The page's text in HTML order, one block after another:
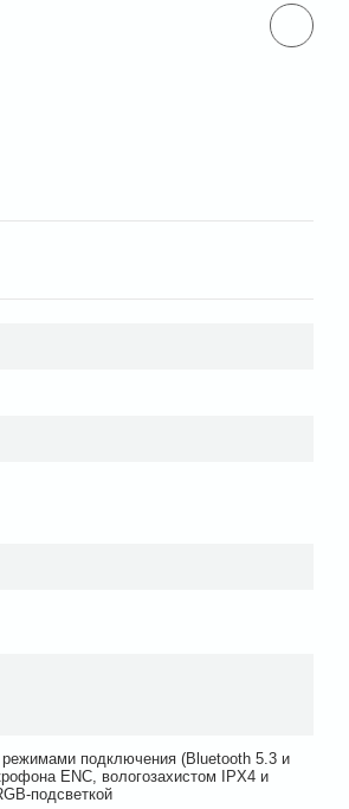
подключения (Bluetooth 5.3 и
ENC, вологозахистом IPX4 и
подсветкой